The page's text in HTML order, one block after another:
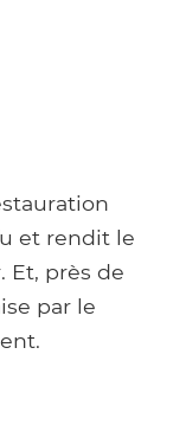
et rendit le
Et, près de
par le